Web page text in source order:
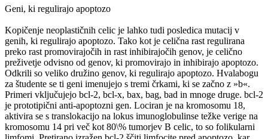
Geni, ki regulirajo apoptozo
Kopičenje neoplastičnih celic je lahko tudi posledica mutacij v
genih, ki regulirajo apoptozo. Tako kot je celična rast regulirana
preko rast promovirajočih in rast inhibirajočih genov, je celično
preživetje odvisno od genov, ki promovirajo in inhibirajo apoptozo.
Odkrili so veliko družino genov, ki regulirajo apoptozo. Hvalabogu
za študente se ti geni imenujejo s tremi črkami, ki se začno z »b«.
Primeri vključujejo bcl-2, bcl-x, bax, bag, bad in mnoge druge. bcl-2
je prototipični anti-apoptozni gen. Lociran je na kromosomu 18,
aktivira se s translokacijo na lokus imunoglobulinse težke verige na
kromosomu 14 pri več kot 80\% tumorjev B celic, to so folikularni